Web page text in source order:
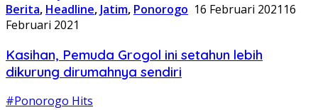
Berita, Headline, Jatim, Ponorogo 16 Februari 2021 16
Februari 2021
Kasihan, Pemuda Grogol ini setahun lebih
dikurung dirumahnya sendiri
#Ponorogo Hits